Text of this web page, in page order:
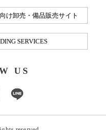
け卸売・備品販売サイト
SERVICES
US